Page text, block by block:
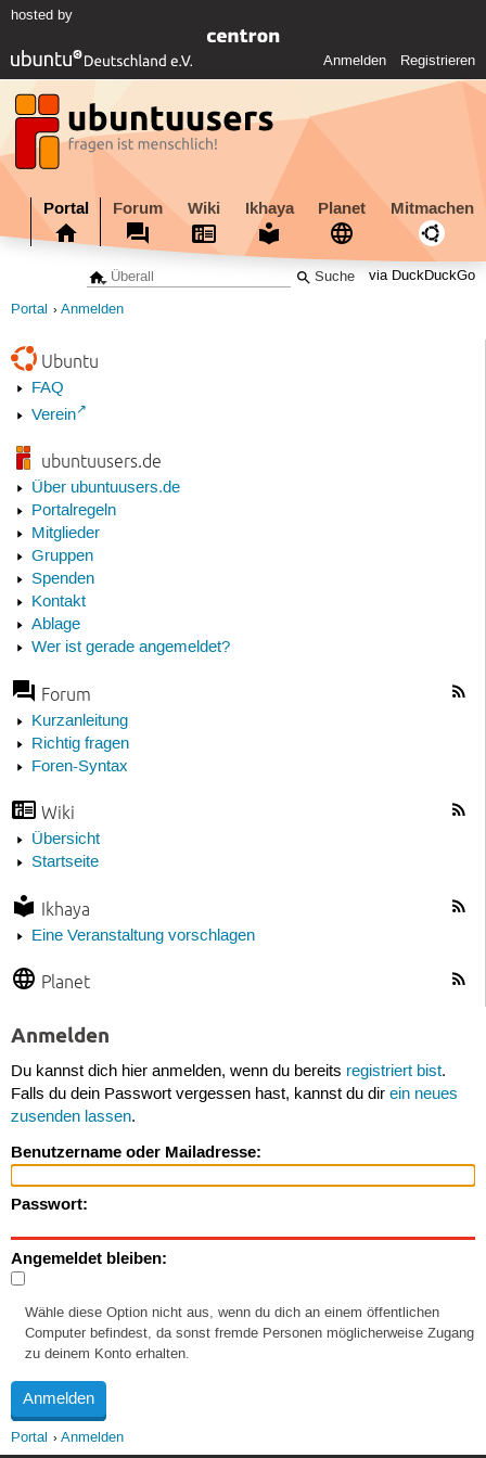
hosted by
Anmelden Registrieren
Portal Forum Wiki Ikhaya Planet Mitmachen
via DuckDuckGo
Portal Anmelden
Ubuntu
FAQ
Verein
ubuntuusers.de
Über ubuntuusers.de
Portalregeln
Mitglieder
Gruppen
Spenden
Kontakt
Ablage
Wer ist gerade angemeldet?
Forum
Kurzanleitung
Richtig fragen
Foren-Syntax
Wiki
Übersicht
Startseite
Ikhaya
Eine Veranstaltung vorschlagen
Planet
Anmelden
Du kannst dich hier anmelden, wenn du bereits registriert bist.
Falls du dein Passwort vergessen hast, kannst du dir ein neues
zusenden lassen.
Benutzername oder Mailadresse:
Passwort:
Angemeldet bleiben:
Wähle diese Option nicht aus, wenn du dich an einem öffentlichen
Computer befindest, da sonst fremde Personen möglicherweise Zugang
zu deinem Konto erhalten.
Portal Anmelden